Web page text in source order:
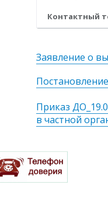
Контактный
Заявление о
Приказ
в частной